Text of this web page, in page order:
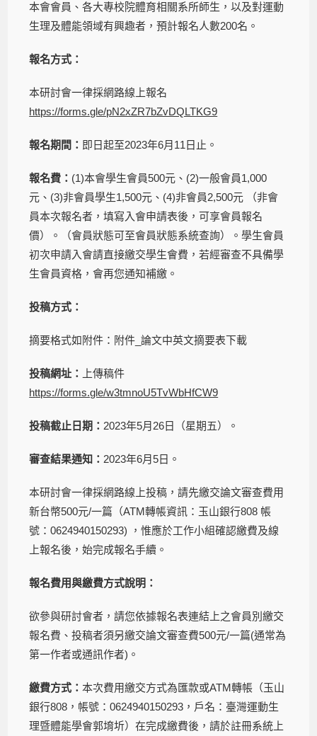
本會會員、各大專校院體育相關系所師生，以及對運動
生理及體能領域有興趣者，預計報名人數200名。
報名方式：
本研討會一律採網路線上報名
https://forms.gle/pN2xZR7bZvDQLTKG9
報名期間： 即日起至2023年6月11日止。
報名費： (1)本會學生會員500元、(2)一般會員1,000
元、(3)非會員學生1,500元、(4)非會員2,500元 （非會
員本次報名者，填寫入會申請表後，可享會員報名
價）。（會員狀態可至會員狀態系統查詢）。學生會員
初次申請入會請直接繳交學生會費，若經審查不具備學
生會員資格，會再您通知補繳。
投稿方式：
摘要格式如附件：附件_論文中英文摘要表下載
投稿網址：
上傳稿件
https://forms.gle/w3tmnoU5TvWbHfCW9
投稿截止日期： 2023年5月26日（星期五）。
審查結果通知： 2023年6月5日。
本研討會一律採網路線上投稿，請先繳交論文審查費用
新台幣500元/一篇（ATM轉帳資訊：玉山銀行808 帳
號：0624940150293) ，惟應於工作小組確認繳費及線
上報名後，始完成報名手續。
報名費用與繳費方式說明：
欲參與研討會者，請您依據報名表連結上之會員別繳交
報名費、投稿者須另繳交論文審查費500元/一篇(通常為
第一作者或通訊作者)。
繳費方式：本次費用繳交方式為匯款或ATM轉帳（玉山
銀行808，帳號：0624940150293，戶名：臺灣運動生
理暨體能學會郭堉圻）在完成繳費後，請於註冊系統上